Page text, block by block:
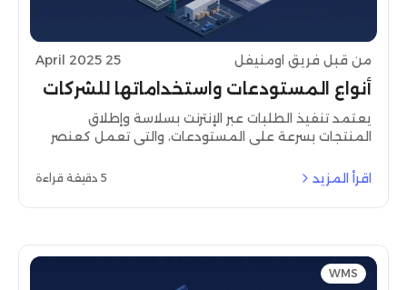
من قبل فريق اومنيفل
أنواع المستودعات واستخداماتها للشركات
يعتمد تنفيذ الطلبات عبر الإنترنت بسلاسة وإطلاق
المنتجات بسرعة على المستودعات، والتي تعمل كعنصر
كل المستودعات متساوية. يمكن أن تؤدي عملية الاختيار
الصحيحة بين مراكز التوزيع المتقدمة لشركات التجارة
الإلكترونية والمستودعات المبردة لتخزين اللقاحات إلى نجاح
اقرأ المزيد
WMS